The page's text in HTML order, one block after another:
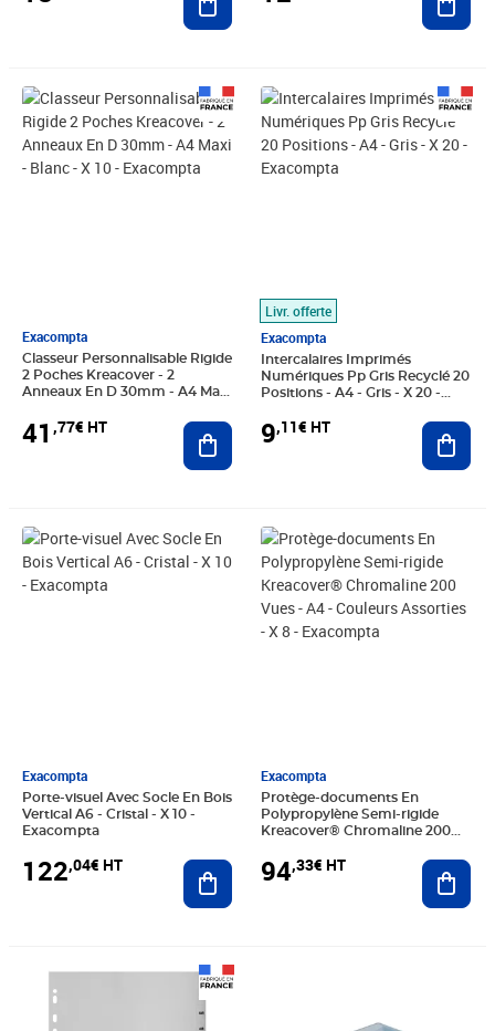
Exacompta
Classeur Personnalisable Rigide
2 Poches Kreacover - 2
Anneaux En D 30mm - A4 Maxi
41 ,77€ HT
Prix 41,77€ HT
Ajouter au panier
Livr. offerte
Exacompta
Intercalaires Imprimés
Numériques Pp Gris Recyclé 20
Positions - A4 - Gris - X 20 -
9,11€ HT
Prix 9,11€ HT
Exacompta
Porte-visuel Avec Socle En Bois
Vertical A6 - Cristal - X 10 -
Exacompta
122,04€ HT
Prix 122,04€ HT
Ajouter au panier
Exacompta
Protège-documents En
Polypropylène Semi-rigide
Kreacover® Chromaline 200
X 8 - Exacompta
94,33€ HT
Prix 94,33€ HT
Prix 8,41€ HT